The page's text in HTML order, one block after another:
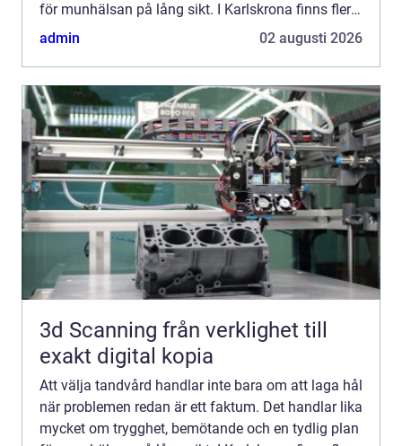
för munhälsan på lång sikt. I Karlskrona finns flera
alternativ, och många funderar på vad som f...
admin 02 augusti 2026
3d Scanning från verklighet till
exakt digital kopia
Att välja tandvård handlar inte bara om att laga hål
när problemen redan är ett faktum. Det handlar lika
mycket om trygghet, bemötande och en tydlig plan